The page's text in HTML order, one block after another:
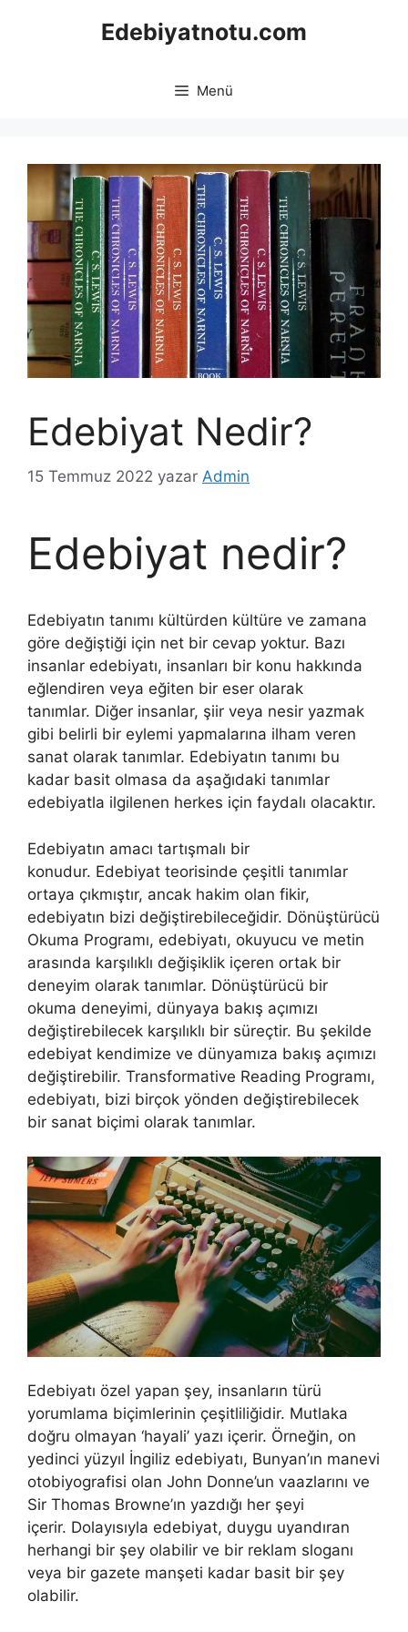
Edebiyatnotu.com
Menü
Edebiyat Nedir?
15 Temmuz 2022 yazar Admin
Edebiyat nedir?
Edebiyatın tanımı kültürden kültüre ve zamana
göre değiştiği için net bir cevap yoktur. Bazı
insanlar edebiyatı, insanları bir konu hakkında
eğlendiren veya eğiten bir eser olarak
tanımlar. Diğer insanlar, şiir veya nesir yazmak
gibi belirli bir eylemi yapmalarına ilham veren
sanat olarak tanımlar. Edebiyatın tanımı bu
kadar basit olmasa da aşağıdaki tanımlar
edebiyatla ilgilenen herkes için faydalı olacaktır.
Edebiyatın amacı tartışmalı bir
konudur. Edebiyat teorisinde çeşitli tanımlar
ortaya çıkmıştır, ancak hakim olan fikir,
edebiyatın bizi değiştirebileceğidir. Dönüştürücü
Okuma Programı, edebiyatı, okuyucu ve metin
arasında karşılıklı değişiklik içeren ortak bir
deneyim olarak tanımlar. Dönüştürücü bir
okuma deneyimi, dünyaya bakış açımızı
değiştirebilecek karşılıklı bir süreçtir. Bu şekilde
edebiyat kendimize ve dünyamıza bakış açımızı
değiştirebilir. Transformative Reading Programı,
edebiyatı, bizi birçok yönden değiştirebilecek
bir sanat biçimi olarak tanımlar.
Edebiyatı özel yapan şey, insanların türü
yorumlama biçimlerinin çeşitliliğidir. Mutlaka
doğru olmayan ‘hayali’ yazı içerir. Örneğin, on
yedinci yüzyıl İngiliz edebiyatı, Bunyan’ın manevi
otobiyografisi olan John Donne’un vaazlarını ve
Sir Thomas Browne’ın yazdığı her şeyi
içerir. Dolayısıyla edebiyat, duygu uyandıran
herhangi bir şey olabilir ve bir reklam sloganı
veya bir gazete manşeti kadar basit bir şey
olabilir.